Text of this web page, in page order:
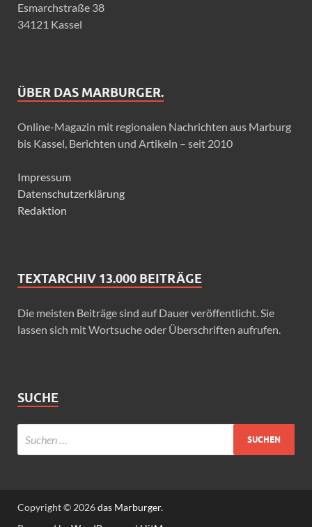
Esmarchstraße 38
34121 Kassel
ÜBER DAS MARBURGER.
Online-Magazin mit regionalen Nachrichten aus Marburg
bis Kassel, Berichten und Artikeln – seit 2010
Impressum
Datenschutzerklärung
Redaktion
TEXTARCHIV 13.000 BEITRÄGE
Die meisten Beiträge sind auf Dauer veröffentlicht. Sie
lassen sich mit Wortsuche oder Überschriften aufrufen.
SUCHE
Copyright © 2026das Marburger.